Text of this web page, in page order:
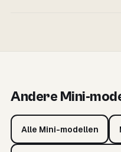
Andere Mini-
Alle Mini-modellen